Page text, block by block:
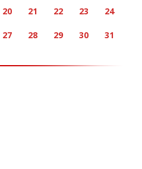
20 21 22 23 24
27 28 29 30 31